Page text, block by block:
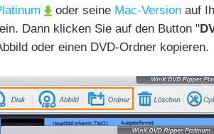
oder seine Mac-Version auf
Dann klicken Sie auf den Button "
oder einen DVD-Ordner kopieren.